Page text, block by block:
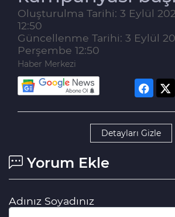
Oluşturulma Tarihi: 3 Eylül
12:50
Güncellenme Tarihi: 3 Eylül
Perşembe 12:50
Haber Merkezi
Detayları Gizle
Yorum Ekle
Adınız Soyadınız